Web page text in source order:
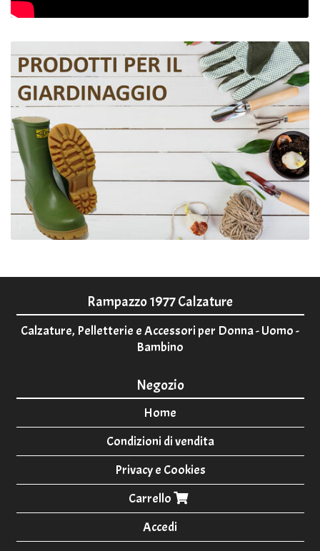
Rampazzo 1977 Calzature
Calzature, Pelletterie e Accessori per Donna - Uomo -
Bambino
Negozio
Home
Condizioni di vendita
Privacy e Cookies
Carrello
Accedi